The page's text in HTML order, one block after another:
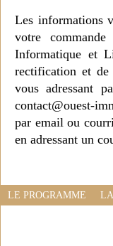
Les informations
votre
Informatique et
rectification et de
vous adressant
contact@ouest-
par email ou
en adressant un
LE PROGRAMME